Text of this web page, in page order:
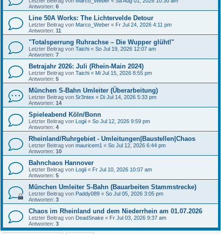
Antworten: 6
Line 50A Works: The Lichtervelde Detour
Letzter Beitrag von Marco_Weber « Fr Jul 24, 2026 4:11 pm
Antworten: 11
"Totalsperrung Ruhrachse – Die Wupper glüht!"
Letzter Beitrag von Taichi « So Jul 19, 2026 12:07 am
Antworten: 7
Betrajahr 2026: Juli (Rhein-Main 2024)
Letzter Beitrag von Taichi « Mi Jul 15, 2026 8:55 pm
Antworten: 5
München S-Bahn Umleiter (Überarbeitung)
Letzter Beitrag von Sr3ntex « Di Jul 14, 2026 5:33 pm
Antworten: 14
Spieleabend Köln/Bonn
Letzter Beitrag von Logii « So Jul 12, 2026 9:59 pm
Antworten: 4
Rheinland/Ruhrgebiet - Umleitungen|Baustellen|Chaos
Letzter Beitrag von mauricem1 « So Jul 12, 2026 6:44 pm
Antworten: 10
Bahnchaos Hannover
Letzter Beitrag von Logii « Fr Jul 10, 2026 10:07 am
Antworten: 5
München Umleiter S-Bahn (Bauarbeiten Stammstrecke)
Letzter Beitrag von Paddy089 « So Jul 05, 2026 3:05 pm
Antworten: 3
Chaos im Rheinland und dem Niederrhein am 01.07.2026
Letzter Beitrag von DeadSnake « Fr Jul 03, 2026 9:37 am
Antworten: 3